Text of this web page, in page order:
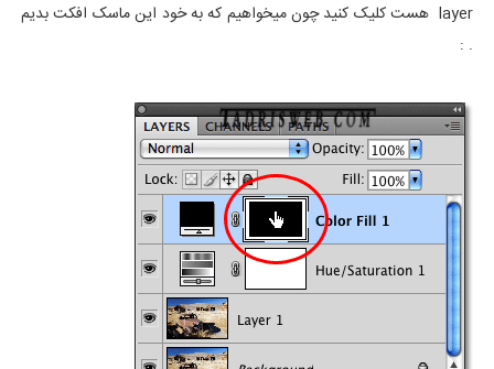
layer هست کلیک کنید چون میخواهیم که به خود این ماسک افکت بدیم
. :